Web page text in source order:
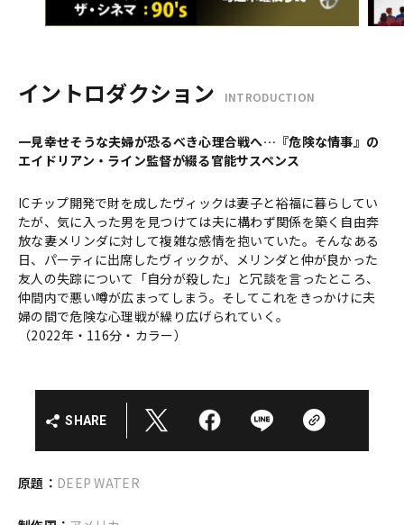
イントロダクション INTRODUCTION
一見幸せそうな夫婦が恐るべき心理合戦へ…『危険な情事』の
エイドリアン・ライン監督が綴る官能サスペンス
ICチップ開発で財を成したヴィックは妻子と裕福に暮らしてい
たが、気に入った男を見つけては夫に構わず関係を築く自由奔
放な妻メリンダに対して複雑な感情を抱いていた。そんなある
日、パーティに出席したヴィックが、メリンダと仲が良かった
友人の失踪について「自分が殺した」と冗談を言ったところ、
仲間内で悪い噂が広まってしまう。そしてこれをきっかけに夫
婦の間で危険な心理戦が繰り広げられていく。
（2022年・116分・カラー）
SHARE
原題： DEEP WATER